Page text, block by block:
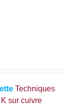
Techniques
sur cuivre